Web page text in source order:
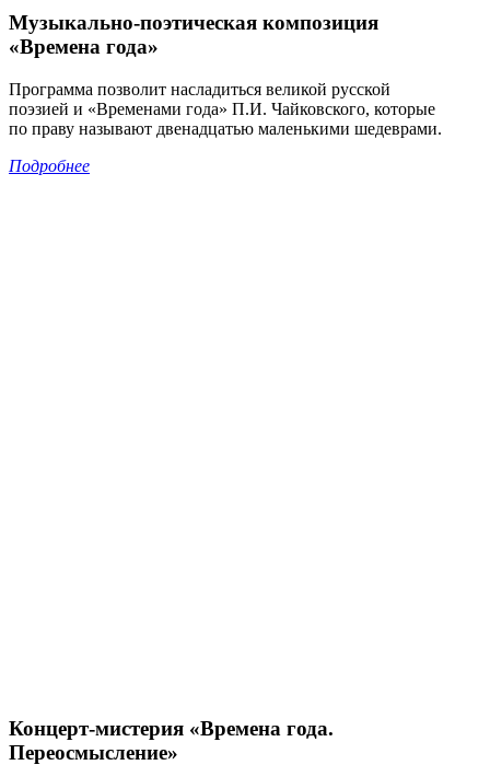
Музыкально-поэтическая композиция
«Времена года»
Программа позволит насладиться великой русской
поэзией и «Временами года» П.И. Чайковского, которые
по праву называют двенадцатью маленькими шедеврами.
Подробнее
Концерт-мистерия «Времена года.
Переосмысление»